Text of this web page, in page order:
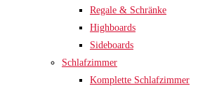
Regale & Schränke
Highboards
Sideboards
Schlafzimmer
Komplette Schlafzimmer